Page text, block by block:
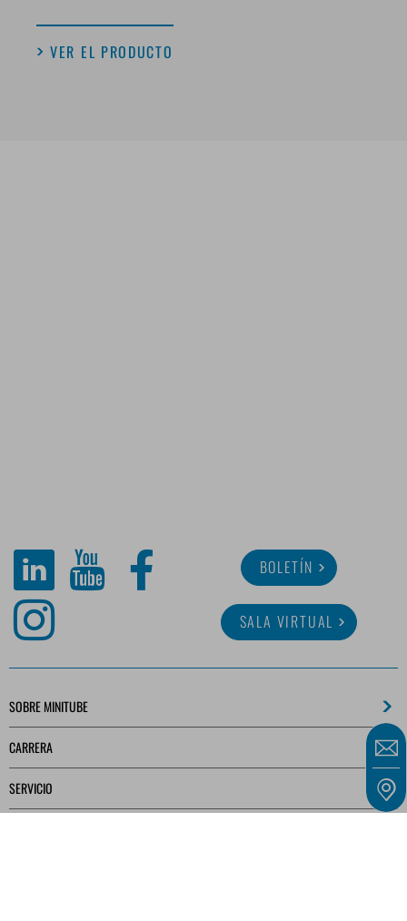
VER EL PRODUCTO
BOLETÍN
SALA VIRTUAL
SOBRE MINITUBE
CARRERA
SERVICIO